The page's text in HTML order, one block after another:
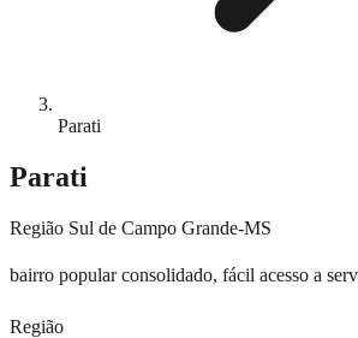
Parati
Parati
Região Sul de Campo Grande-MS
bairro popular consolidado, fácil acesso a
Região